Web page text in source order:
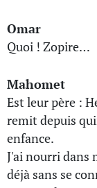
Omar
Quoi ! Zopire…
Mahomet
Est leur père :
remit depuis
enfance.
J'ai nourri dans
déjà sans se